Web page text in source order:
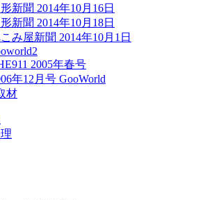
新聞 2014年10月16日
新聞 2014年10月18日
み屋新聞 2014年10月1日
2005年春号
年12月号 GooWorld
材